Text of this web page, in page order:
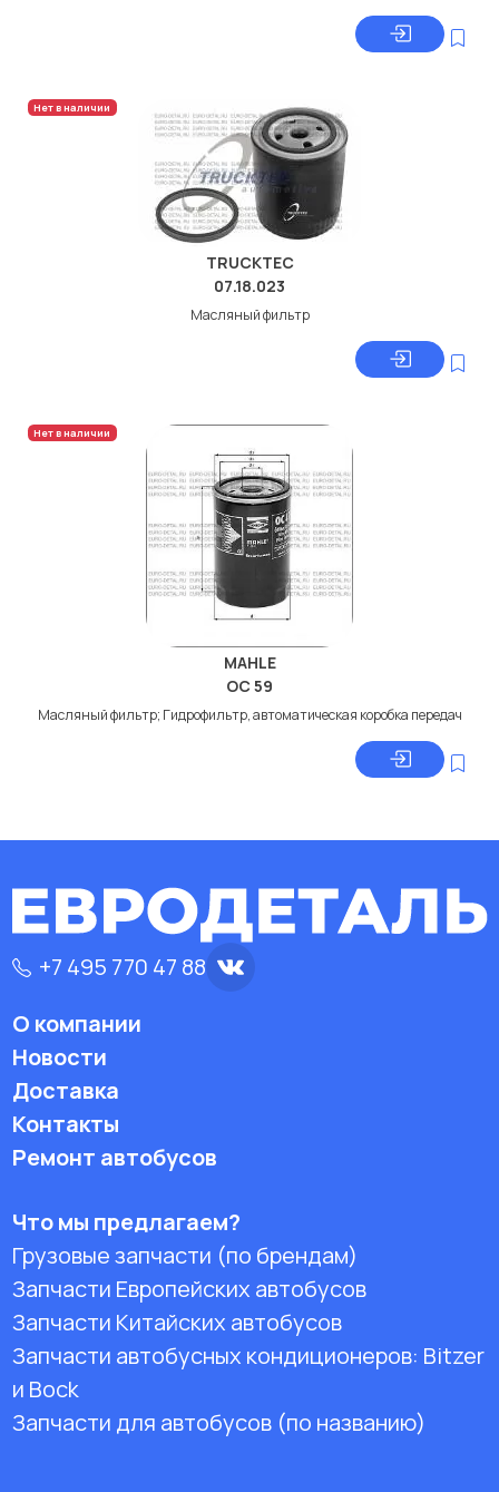
Нет в наличии
TRUCKTEC
07.18.023
Масляный фильтр
Нет в наличии
MAHLE
OC 59
Масляный фильтр; Гидрофильтр, автоматическая коробка передач
+7 495 770 47 88
О компании
Новости
Доставка
Контакты
Ремонт автобусов
Что мы предлагаем?
Грузовые запчасти (по брендам)
Запчасти Европейских автобусов
Запчасти Китайских автобусов
Запчасти автобусных кондиционеров: Bitzer
и Bock
Запчасти для автобусов (по названию)